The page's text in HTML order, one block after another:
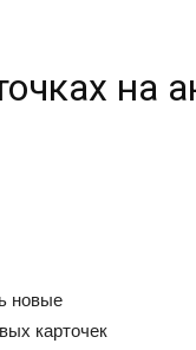
на
новые
карточек